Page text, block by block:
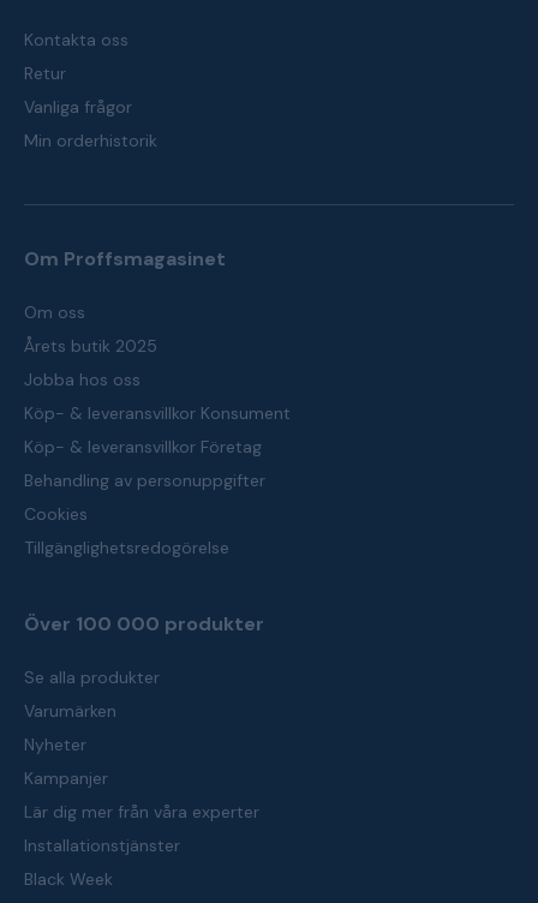
Kontakta oss
Retur
Vanliga frågor
Min orderhistorik
Om Proffsmagasinet
Om oss
Årets butik 2025
Jobba hos oss
Köp- & leveransvillkor Konsument
Köp- & leveransvillkor Företag
Behandling av personuppgifter
Cookies
Tillgänglighetsredogörelse
Över 100 000 produkter
Se alla produkter
Varumärken
Nyheter
Kampanjer
Lär dig mer från våra experter
Installationstjänster
Black Week